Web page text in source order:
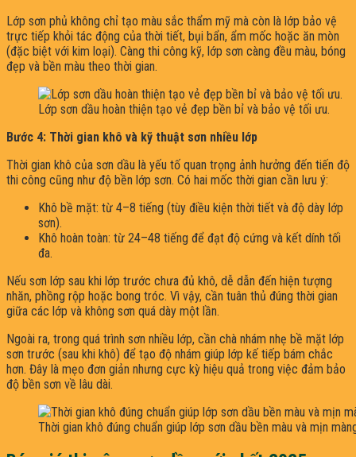
Lớp sơn phủ không chỉ tạo màu sắc thẩm mỹ mà còn là lớp bảo vệ
trực tiếp khỏi tác động của thời tiết, bụi bẩn, ẩm mốc hoặc ăn mòn
(đặc biệt với kim loại). Càng thi công kỹ, lớp sơn càng đều màu, bóng
đẹp và bền màu theo thời gian.
Lớp sơn dầu hoàn thiện tạo vẻ đẹp bền bỉ và bảo vệ tối ưu.
Bước 4: Thời gian khô và kỹ thuật sơn nhiều lớp
Thời gian khô của sơn dầu là yếu tố quan trọng ảnh hưởng đến tiến độ
thi công cũng như độ bền lớp sơn. Có hai mốc thời gian cần lưu ý:
Khô bề mặt: từ 4–8 tiếng (tùy điều kiện thời tiết và độ dày lớp
sơn).
Khô hoàn toàn: từ 24–48 tiếng để đạt độ cứng và kết dính tối
đa.
Nếu sơn lớp sau khi lớp trước chưa đủ khô, dễ dẫn đến hiện tượng
nhăn, phồng rộp hoặc bong tróc. Vì vậy, cần tuân thủ đúng thời gian
giữa các lớp và không sơn quá dày một lần.
Ngoài ra, trong quá trình sơn nhiều lớp, cần chà nhám nhẹ bề mặt lớp
sơn trước (sau khi khô) để tạo độ nhám giúp lớp kế tiếp bám chắc
hơn. Đây là mẹo đơn giản nhưng cực kỳ hiệu quả trong việc đảm bảo
độ bền sơn về lâu dài.
Thời gian khô đúng chuẩn giúp lớp sơn dầu bền màu và mịn